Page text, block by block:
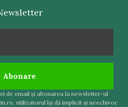
Abonare
de email şi abonarea la newsletter-ul
utilizatorul îşi dă implicit şi neechivoc